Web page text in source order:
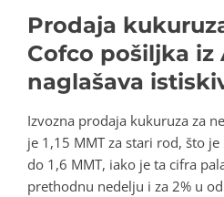
Prodaja
Cofco pošiljka iz
naglašava
Izvozna prodaja kukuruza za
je 1,15 MMT za stari rod, što
do 1,6 MMT, iako je ta cifra
prethodnu nedelju i za 2% u